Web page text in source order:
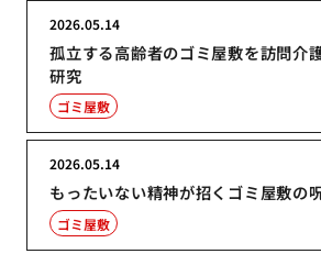
孤立する高齢者のゴミ屋敷を訪問介
研究
2026.05.14
ゴミ屋敷
もったいない精神が招くゴミ屋敷の
2026.05.14
ゴミ屋敷